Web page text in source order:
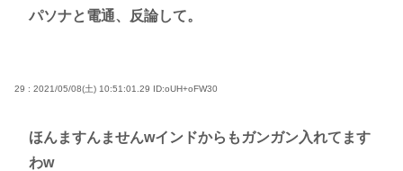
パソナと電通、反論して。
29 : 2021/05/08(土) 10:51:01.29 ID:oUH+oFW30
ほんますんませんwインドからもガンガン入れてます
わw